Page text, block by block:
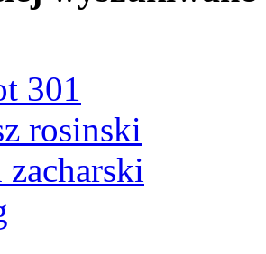
301
rosinski
zacharski